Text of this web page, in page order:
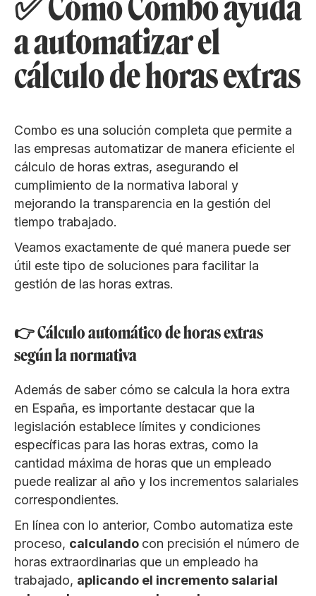
✅ Cómo Combo ayuda
a automatizar el
cálculo de horas extras
Combo es una solución completa que permite a
las empresas automatizar de manera eficiente el
cálculo de horas extras, asegurando el
cumplimiento de la normativa laboral y
mejorando la transparencia en la gestión del
tiempo trabajado.
Veamos exactamente de qué manera puede ser
útil este tipo de soluciones para facilitar la
gestión de las horas extras.
👉 Cálculo automático de horas extras
según la normativa
Además de saber cómo se calcula la hora extra
en España, es importante destacar que la
legislación establece límites y condiciones
específicas para las horas extras, como la
cantidad máxima de horas que un empleado
puede realizar al año y los incrementos salariales
correspondientes.
En línea con lo anterior, Combo automatiza este
proceso, calculando con precisión el número de
horas extraordinarias que un empleado ha
trabajado, aplicando el incremento salarial